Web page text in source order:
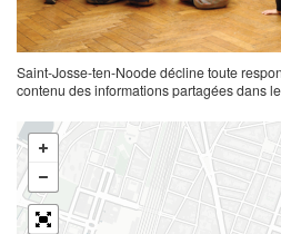
Saint-Josse-ten-Noode décline toute
contenu des informations partagées dans